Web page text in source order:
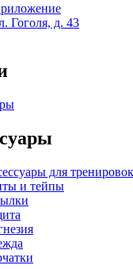
Гоголя, д. 43
для тренировок
и тейпы